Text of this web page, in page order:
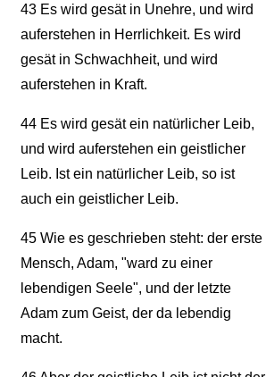
43Es wird gesät in Unehre, und wird
auferstehen in Herrlichkeit. Es wird
gesät in Schwachheit, und wird
auferstehen in Kraft.
44Es wird gesät ein natürlicher Leib,
und wird auferstehen ein geistlicher
Leib. Ist ein natürlicher Leib, so ist
auch ein geistlicher Leib.
45Wie es geschrieben steht: der erste
Mensch, Adam, "ward zu einer
lebendigen Seele", und der letzte
Adam zum Geist, der da lebendig
macht.